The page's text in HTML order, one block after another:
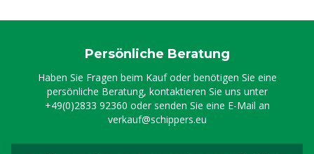
Persönliche Beratung
Haben Sie Fragen beim Kauf oder benötigen Sie eine
persönliche Beratung, kontaktieren Sie uns unter
+49(0)2833 92360 oder senden Sie eine E-Mail an
verkauf@schippers.eu